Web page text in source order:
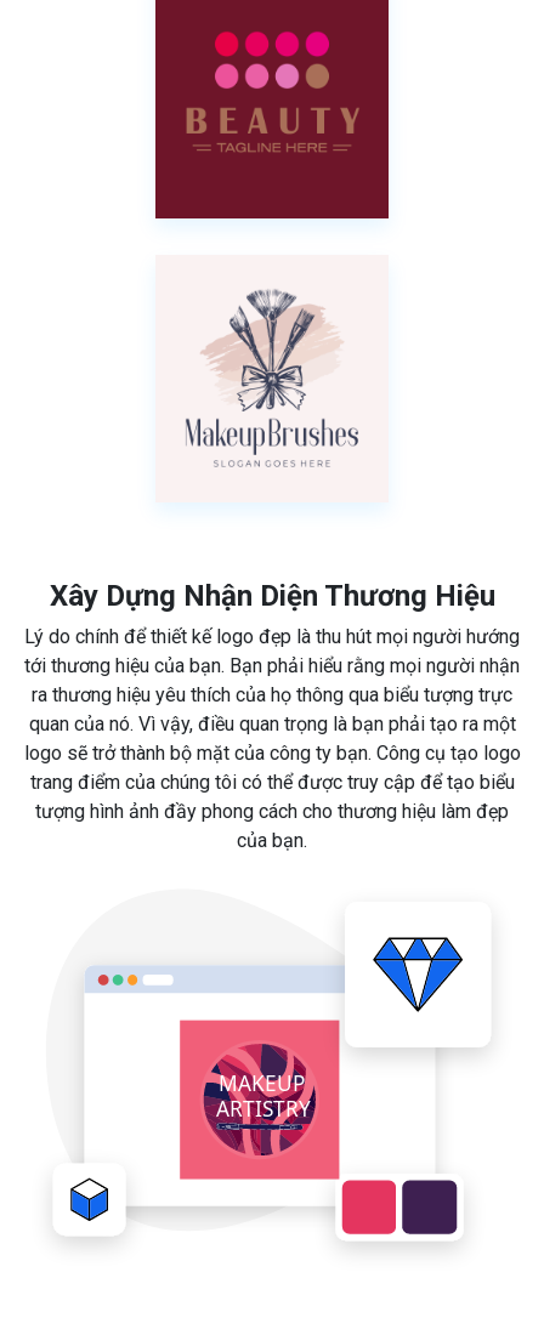
Xây Dựng Nhận Diện Thương Hiệu
Lý do chính để thiết kế logo đẹp là thu hút mọi người hướng
tới thương hiệu của bạn. Bạn phải hiểu rằng mọi người nhận
ra thương hiệu yêu thích của họ thông qua biểu tượng trực
quan của nó. Vì vậy, điều quan trọng là bạn phải tạo ra một
logo sẽ trở thành bộ mặt của công ty bạn. Công cụ tạo logo
trang điểm của chúng tôi có thể được truy cập để tạo biểu
tượng hình ảnh đầy phong cách cho thương hiệu làm đẹp
của bạn.